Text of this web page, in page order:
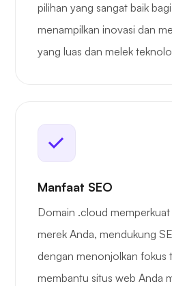
pilihan yang sangat baik
menampilkan inovasi dan
yang luas dan melek
Manfaat SEO
Domain .cloud
merek Anda, mendukung
dengan menonjolkan fokus
membantu situs web Anda